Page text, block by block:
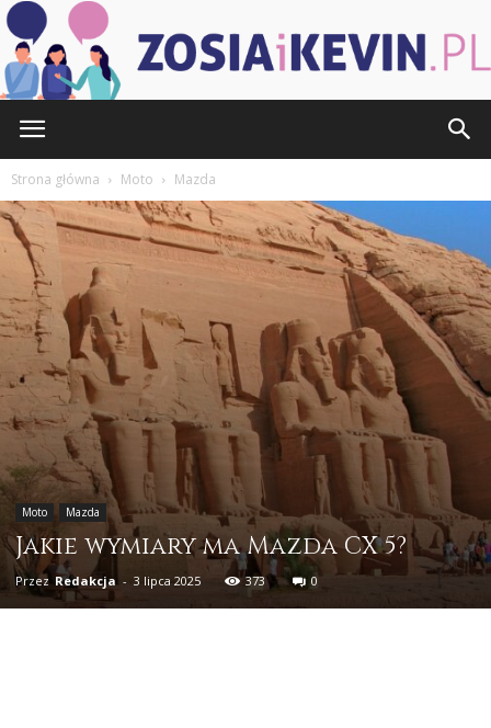
Strona główna Moto Mazda
Moto Mazda
Jakie wymiary ma Mazda CX 5?
Przez Redakcja - 3 lipca 2025 373 0